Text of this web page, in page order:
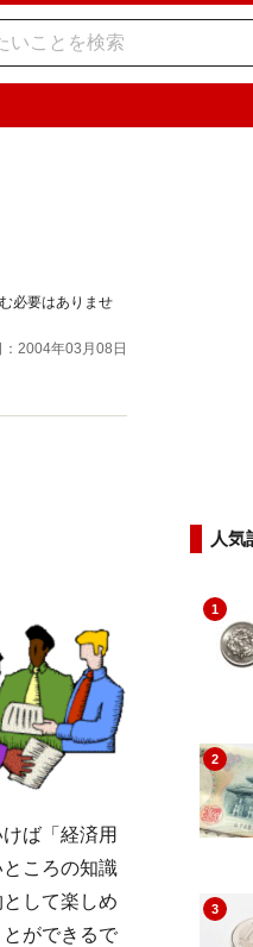
必要はありませ
：2004年03月08日
ば「経済用
ころの知識
して楽しめ
ができるで
人気
1
2
3